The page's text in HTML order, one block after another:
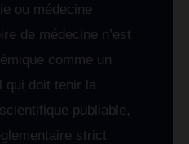
ou médecine
de médecine n’est
comme un
qui doit tenir la
publiable,
strict